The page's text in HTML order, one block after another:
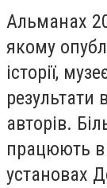
Альманах
якому
історії,
результати
авторів.
працюють в
установах